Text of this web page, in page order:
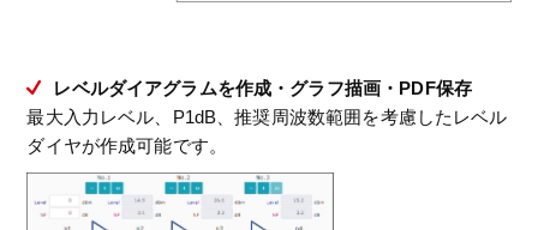
レベルダイアグラムを作成・グラフ描画・PDF保存
最大入力レベル、P1dB、推奨周波数範囲を考慮したレベル
ダイヤが作成可能です。